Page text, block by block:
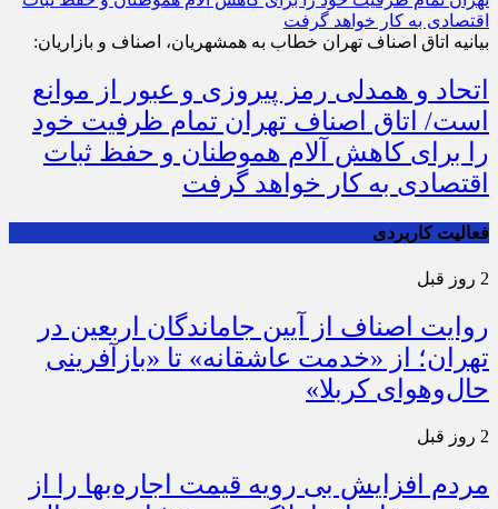
بیانیه اتاق اصناف تهران خطاب به همشهریان، اصناف و بازاریان:
اتحاد و همدلی رمز پیروزی و عبور از موانع
است/ اتاق اصناف تهران تمام ظرفیت خود
را برای کاهش آلام هموطنان و حفظ ثبات
اقتصادی به کار خواهد گرفت
فعالیت کاربردی
2 روز قبل
روایت اصناف از آیین جاماندگان اربعین در
تهران؛ از «خدمت عاشقانه» تا «بازآفرینی
حال‌وهوای کربلا»
2 روز قبل
مردم افزایش بی رویه قیمت اجاره‌بها را از